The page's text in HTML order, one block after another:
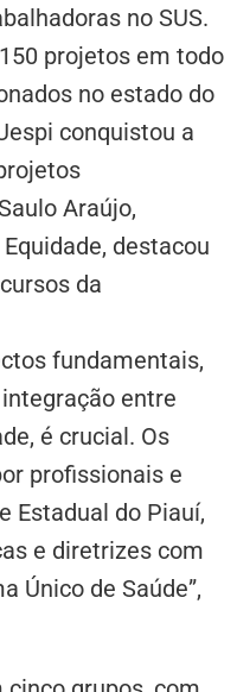
no SUS.
projetos em todo
no estado do
conquistou a
Araújo,
destacou
da
fundamentais,
entre
é crucial. Os
profissionais e
Estadual do Piauí,
e diretrizes com
Único de Saúde”,